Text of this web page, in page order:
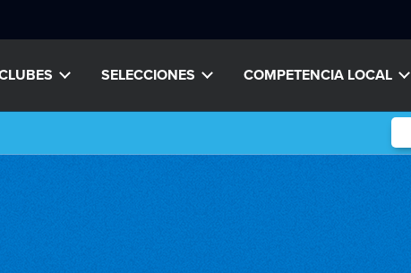
SELECCIONES COMPETENCIA LOCAL